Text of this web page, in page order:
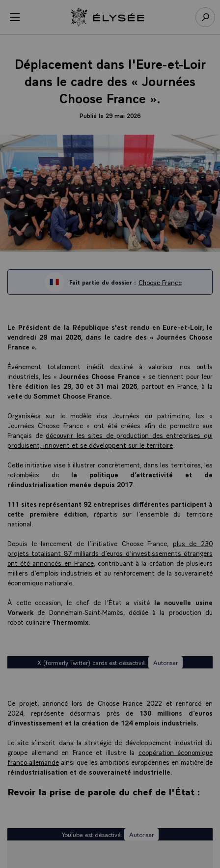
menu Retour à l’accueil Élysée
Déplacement dans l'Eure-et-Loir
dans le cadre des « Journées
Choose France ».
Publié le 29 mai 2026
Fait partie du dossier : Choose France
Le Président de la République s'est rendu en Eure-et-Loir, le
vendredi 29 mai 2026, dans le cadre des « Journées Choose
France ».
Événement totalement inédit destiné à valoriser nos outils
industriels, les « Journées Choose France » se tiennent pour leur
1ère édition les 29, 30 et 31 mai 2026 , partout en France, à la
veille du Sommet Choose France.
Organisées sur le modèle des Journées du patrimoine, les «
Journées Choose France » ont été créées afin de permettre aux
Français de découvrir les sites de production des entreprises qui
produisent, innovent et se développent sur le territoire
Cette initiative vise à illustrer concrètement, dans les territoires, les
retombées dela politique d’attractivité et de
réindustrialisation menée depuis 2017
111 sites représentant 92 entreprises différentes participent à
cette première édition , répartis sur l’ensemble du territoire
national.
Depuis le lancement de l’initiative Choose France, plus de 230
projets totalisant 87 milliards d’euros d’investissements étrangers
ont été annoncés en France, contribuant à la création de plusieurs
milliers d’emplois industriels et au renforcement de la souveraineté
économique nationale.
À cette occasion, le chef de l’État a visité la nouvelle usine
Vorwerk de Donnemain-Saint-Mamès, dédiée à la production du
robot culinaire Thermomix
X (formerly Twitter) cards est désactivé. Autoriser
Ce projet, annoncé lors de Choose France 2022 et renforcé en
2024, représente désormais près de 130 millions d’euros
d’investissement et la création de 124 emplois industriels.
Le site s’inscrit dans la stratégie de développement industriel du
groupe allemand en France et illustre la coopération économique
franco-allemande ainsi que les ambitions européennes en matière de
réindustrialisation et de souveraineté industrielle
Revoir la prise de parole du chef de l'État :
YouTube est désactivé. Autoriser
Panneau de gestion des cookies